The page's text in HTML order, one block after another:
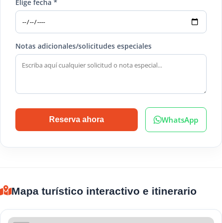
Elige fecha *
Notas adicionales/solicitudes especiales
Reserva ahora WhatsApp
Mapa turístico interactivo e itinerario